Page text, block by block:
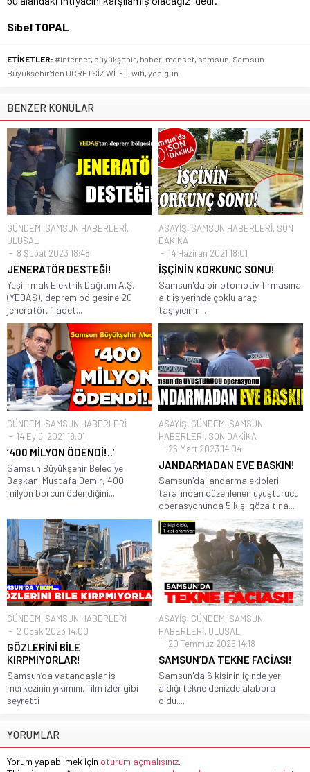
Sibel TOPAL
ETİKETLER: #internet büyükşehir haber manset samsun Samsun
Büyükşehir'den ÜCRETSİZ Wİ-Fİ! wifi yenigün
BENZER KONULAR
GÜNDEM, SAMSUN HABERLERİ,
ULUSAL
8 Şubat 2023 18:48
JENERATÖR DESTEĞİ!
Yeşilırmak Elektrik Dağıtım A.Ş.
(YEDAŞ), deprem bölgesine 20
jeneratör, 1 adet...
ASAYİŞ, SAMSUN HABERLERİ, SON
DAKİKA
14 Haziran 2021 18:01
İŞÇİNİN KORKUNÇ SONU!
Samsun'da bir otomotiv firmasına
ait iş yerinde çoklu araç
taşıyıcının...
GÜNDEM, SAMSUN HABERLERİ
14 Eylül 2021 18:01
‘400 MİLYON ÖDENDİ!..’
Samsun Büyükşehir Belediye
Başkanı Mustafa Demir, 400
milyon borcun ödendiğini...
ASAYİŞ, GÜNDEM, SAMSUN
HABERLERİ, SON DAKİKA
26 Mart 2023 14:04
JANDARMADAN EVE BASKIN!
Samsun'da jandarma ekipleri
tarafından düzenlenen uyuşturucu
operasyonunda 5 kişi gözaltına...
GÜNDEM, SAMSUN HABERLERİ
2 Ocak 2023 14:00
GÖZLERİNİ BİLE
KIRPMIYORLAR!
Samsun’da vatandaşlar iş
merkezinin yıkımını, film izler gibi
seyretti
ASAYİŞ, GÜNDEM, SAMSUN
HABERLERİ, ULUSAL
20 Temmuz 2026 14:18
SAMSUN’DA TEKNE FACİASI!
Samsun'da 6 kişinin içinde yer
aldığı tekne denizde alabora
oldu....
YORUMLAR
Yorum yapabilmek için oturum açmalısınız.